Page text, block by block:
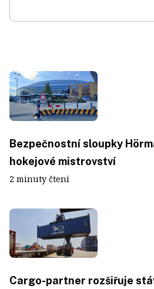
Bezpečnostní sloupky
hokejové mistrovství
2 minuty čtení
Cargo-partner rozšiřuje